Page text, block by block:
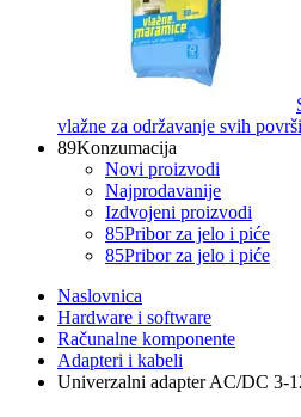
vlažne za održavanje svih
89Konzumacija
Novi proizvodi
Najprodavanije
Izdvojeni proizvodi
85Pribor za jelo i piće
85Pribor za jelo i piće
Naslovnica
Hardware i software
Računalne komponente
Adapteri i kabeli
Univerzalni adapter AC/DC 3-